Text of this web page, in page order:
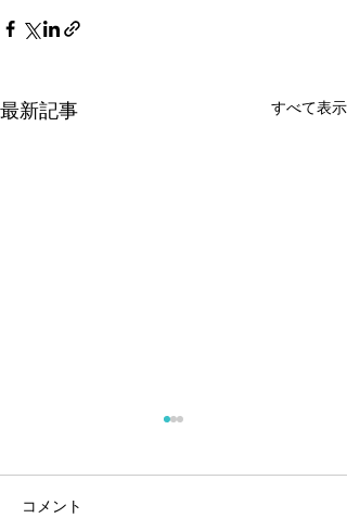
最新記事 すべて表示
コメント